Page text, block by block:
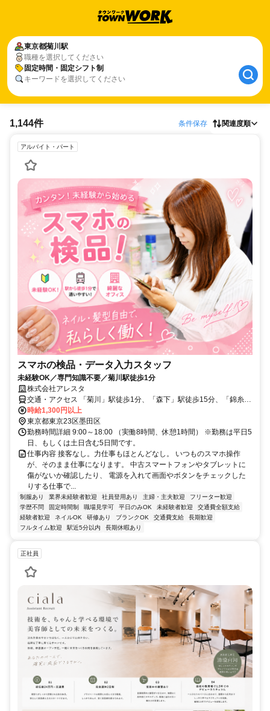
東京都菊川駅
職種を選択してください
固定時間・固定シフト制
キーワードを選択してください
1,144件 条件保存 関連度順
アルバイト・パート
スマホの検品・データ入力スタッフ
未経験OK／専門知識不要／菊川駅徒歩1分
株式会社アレスタ
交通・アクセス 「菊川」駅徒歩1分、「森下」駅徒歩15分、「錦糸
町」駅徒歩20分
時給1,300円以上
東京都東京23区墨田区
勤務時間詳細 9:00～18:00 （実働8時間、休憩1時間） ※勤務は平日5
日、もしくは土日含む5日間です。
仕事内容 接客なし。力仕事もほとんどなし。 いつものスマホ操作
が、そのまま仕事になります。 中古スマートフォンやタブレットに
傷がないか確認したり、 電源を入れて画面やボタンをチェックした
りする仕事で...
制服あり 業界未経験者歓迎 社員登用あり 主婦・主夫歓迎
フリーター歓迎
学歴不問
固定時間制 職場見学可 平日のみOK 未経験者歓迎
交通費全額支給
経験者歓迎
ネイルOK 研修あり ブランクOK 交通費支給
長期歓迎
フルタイム歓迎
駅近5分以内 長期休暇あり
正社員